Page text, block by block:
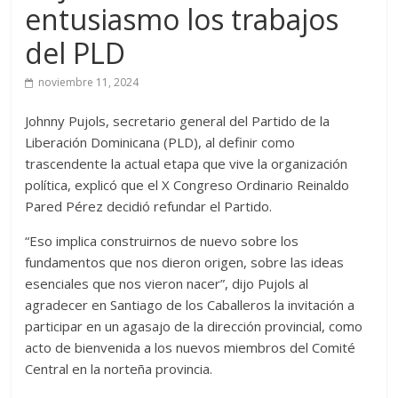
entusiasmo los trabajos
del PLD
noviembre 11, 2024
Johnny Pujols, secretario general del Partido de la
Liberación Dominicana (PLD), al definir como
trascendente la actual etapa que vive la organización
política, explicó que el X Congreso Ordinario Reinaldo
Pared Pérez decidió refundar el Partido.
“Eso implica construirnos de nuevo sobre los
fundamentos que nos dieron origen, sobre las ideas
esenciales que nos vieron nacer”, dijo Pujols al
agradecer en Santiago de los Caballeros la invitación a
participar en un agasajo de la dirección provincial, como
acto de bienvenida a los nuevos miembros del Comité
Central en la norteña provincia.